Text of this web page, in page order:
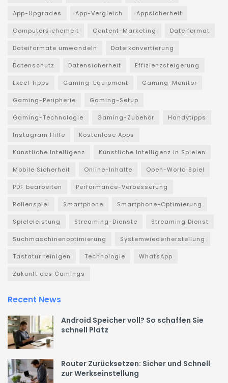
App-Upgrades App-Vergleich Appsicherheit
Computersicherheit Content-Marketing Dateiformat
Dateiformate umwandeln Dateikonvertierung
Datenschutz Datensicherheit Effizienzsteigerung
Excel Tipps Gaming-Equipment Gaming-Monitor
Gaming-Peripherie Gaming-Setup
Gaming-Technologie Gaming-Zubehör Handytipps
Instagram Hilfe Kostenlose Apps
Künstliche Intelligenz Künstliche Intelligenz in Spielen
Mobile Sicherheit Online-Inhalte Open-World Spiel
PDF bearbeiten Performance-Verbesserung
Rollenspiel Smartphone Smartphone-Optimierung
Spieleleistung Streaming-Dienste Streaming Dienst
Suchmaschinenoptimierung Systemwiederherstellung
Tastatur reinigen Technologie WhatsApp
Zukunft des Gamings
Recent News
Android Speicher voll? So schaffen Sie
schnell Platz
Router Zurücksetzen: Sicher und Schnell
zur Werkseinstellung